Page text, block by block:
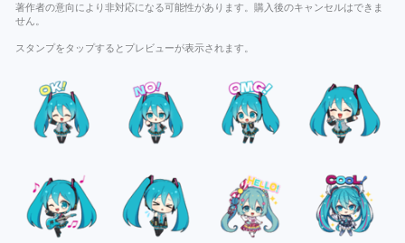
著作者の意向により非対応になる可能性があります。購入後のキャンセルはできま
せん。
スタンプをタップするとプレビューが表示されます。